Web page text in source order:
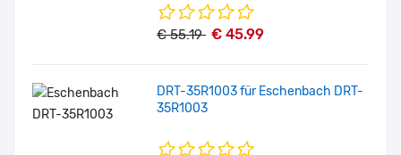
€ 55.19 € 45.99
DRT-35R1003 für Eschenbach DRT-
35R1003